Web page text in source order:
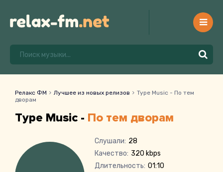
Релакс ФМ Лучшее из новых релизов
Type Music - По тем
дворам
Type Music - По тем дворам
Слушали: 28
Качество: 320 kbps
Длительность: 01:10